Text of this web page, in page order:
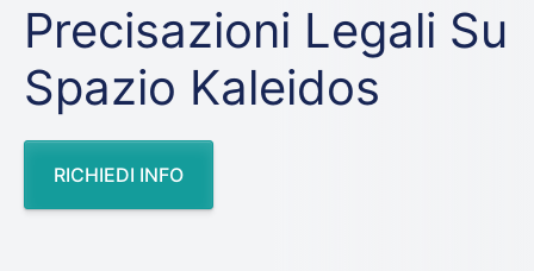
Precisazioni Legali Su
Spazio Kaleidos
RICHIEDI INFO